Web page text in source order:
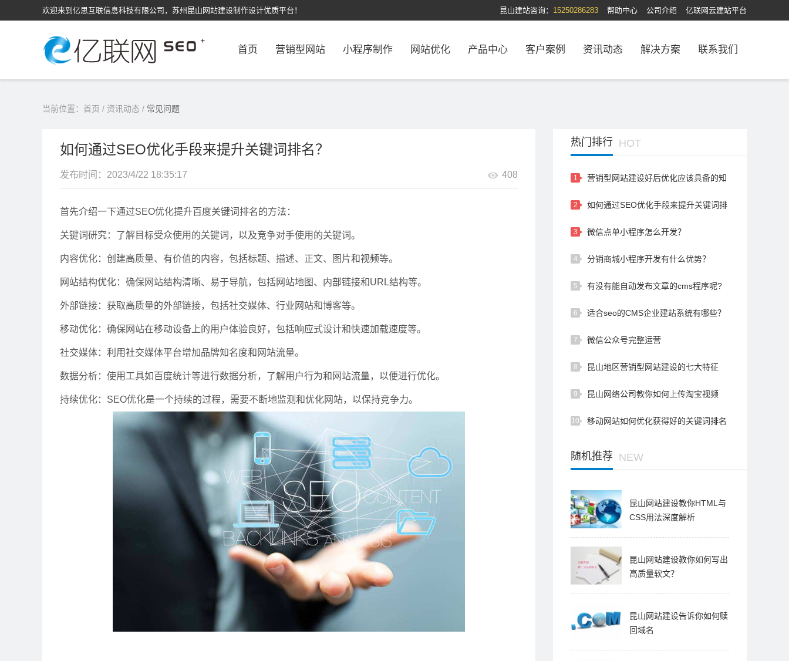
欢迎来到亿思互联信息科技有限公司，苏州昆山网站建设制作设计优质平台！ 亿联网云建站平台
公司介绍
帮助中心
昆山建站咨询： 15250286283
首页 营销型网站 小程序制作 网站优化 产品中心 客户案例 资讯动态 解决方案 联系我们
当前位置： 首页 / 资讯动态 / 常见问题
如何通过SEO优化手段来提升关键词排名？
发布时间：2023/4/22 18:35:17 408
首先介绍一下通过SEO优化提升百度关键词排名的方法：
关键词研究：了解目标受众使用的关键词，以及竞争对手使用的关键词。
内容优化：创建高质量、有价值的内容，包括标题、描述、正文、图片和视频等。
网站结构优化：确保网站结构清晰、易于导航，包括网站地图、内部链接和URL结构等。
外部链接：获取高质量的外部链接，包括社交媒体、行业网站和博客等。
移动优化：确保网站在移动设备上的用户体验良好，包括响应式设计和快速加载速度等。
社交媒体：利用社交媒体平台增加品牌知名度和网站流量。
数据分析：使用工具如百度统计等进行数据分析，了解用户行为和网站流量，以便进行优化。
持续优化：SEO优化是一个持续的过程，需要不断地监测和优化网站，以保持竞争力。
热门排行 HOT
1 营销型网站建设好后优化应该具备的知
识和技巧
2 如何通过SEO优化手段来提升关键词排
名？
3 微信点单小程序怎么开发？
4 分销商城小程序开发有什么优势？
5 有没有能自动发布文章的cms程序呢?
6 适合seo的CMS企业建站系统有哪些？
7 微信公众号完整运营
8 昆山地区营销型网站建设的七大特征
9 昆山网络公司教你如何上传淘宝视频
10 移动网站如何优化获得好的关键词排名
随机推荐 NEW
昆山网站建设教你HTML与
CSS用法深度解析
昆山网站建设教你如何写出
高质量软文？
昆山网站建设告诉你如何赎
回域名